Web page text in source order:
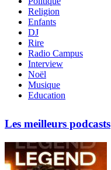
Religion
Enfants
DJ
Rire
Radio Campus
Interview
Noël
Musique
Education
Les meilleurs podcasts